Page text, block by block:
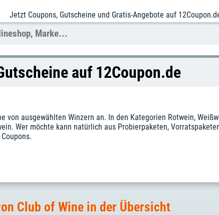
Jetzt Coupons, Gutscheine und Gratis-Angebote auf
auf 12Coupon.de
von ausgewählten Winzern an. In den Kategorien Rotwein,
Wer möchte kann natürlich aus Probierpaketen,
Club of Wine in der Übersicht